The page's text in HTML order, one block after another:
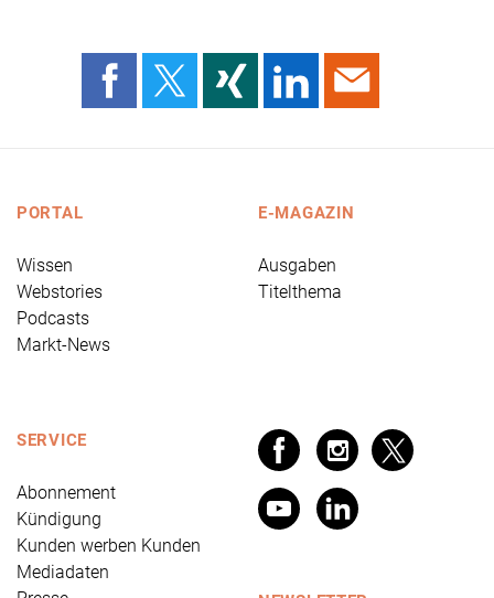
PORTAL
Wissen
Webstories
Podcasts
Markt-News
E-MAGAZIN
Ausgaben
Titelthema
SERVICE
Abonnement
Kündigung
Kunden werben Kunden
Mediadaten